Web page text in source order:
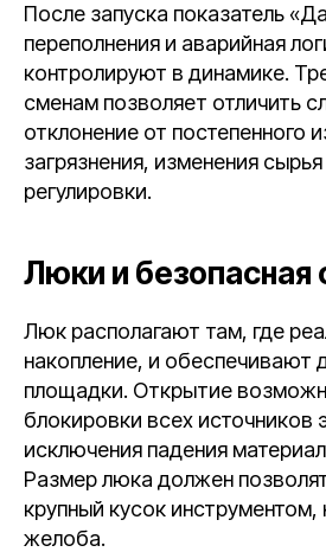
После запуска показатель
переполнения и аварийная
контролируют в динамике.
сменам позволяет отличить
отклонение от постепенного
загрязнения, изменения
регулировки.
Люки и безопасная
Люк располагают там, где
накопление, и обеспечивают
площадки. Открытие
блокировки всех источников
исключения падения
Размер люка должен
крупный кусок инструментом,
желоба.